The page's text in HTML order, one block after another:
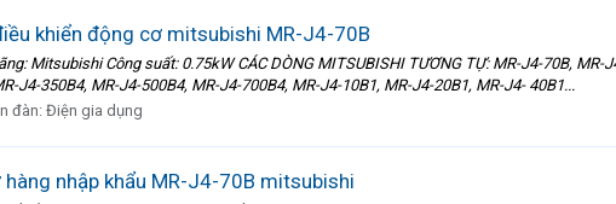
khiển động cơ mitsubishi MR-J4-70B
Mitsubishi Công suất: 0.75kW CÁC DÒNG MITSUBISHI TƯƠNG TỰ: MR-J4-70B,
J4-350B4, MR-J4-500B4, MR-J4-700B4, MR-J4-10B1, MR-J4-20B1, MR-J4- 40B1...
đàn:Điện gia dụng
nhập khẩu MR-J4-70B mitsubishi